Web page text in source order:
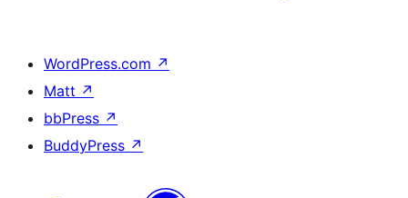
WordPress.com ↗
Matt ↗
bbPress ↗
BuddyPress ↗